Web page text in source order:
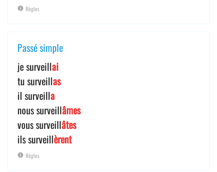
Règles
Passé simple
je surveillai
tu surveillas
il surveilla
nous surveillâmes
vous surveillâtes
ils surveillèrent
Règles